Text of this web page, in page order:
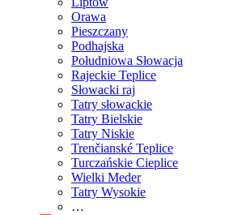
Orawa
Pieszczany
Podhajska
Południowa Słowacja
Rajeckie Teplice
Słowacki raj
Tatry słowackie
Tatry Bielskie
Tatry Niskie
Trenčianské Teplice
Turczańskie Cieplice
Wielki Meder
Tatry Wysokie
…